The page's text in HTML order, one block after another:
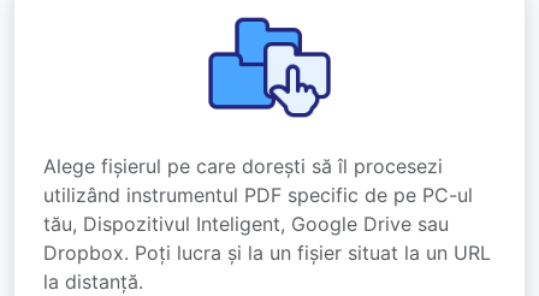
Alege fișierul pe care dorești să îl procesezi
utilizând instrumentul PDF specific de pe PC-ul
tău, Dispozitivul Inteligent, Google Drive sau
Dropbox. Poți lucra și la un fișier situat la un URL
la distanță.